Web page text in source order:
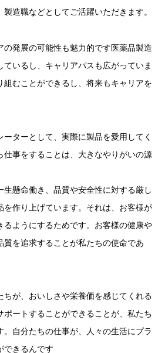
造職などとしてご活躍いただきます。
発展の可能性も魅力的です医薬品製造
いるし、キャリアパスも広がっていま
むことができるし、将来もキャリアを
ターとして、実際に製品を愛用してく
仕事をすることは、大きなやりがいの源
懸命働き、品質や安全性に対する厳し
を作り上げています。それは、お客様が
るようにするためです。お客様の健康や
を追求することが私たちの使命であ
が、おいしさや栄養価を感じてくれる
ポートすることができることが、私たち
自分たちの仕事が、人々の生活にプラ
できるんです